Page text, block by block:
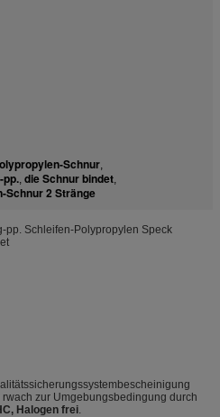
Schnur,
pp., die Schnur bindet,
Schnur 2 Stränge
pp. Schleifen-Polypropylen Speck
zur Umgebungsbedingung durch
Halogen frei.